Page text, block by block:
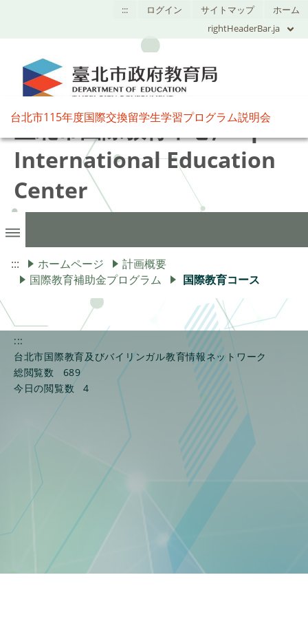
::: ログイン サイトマップ
ホーム
rightHeaderBar.ja
臺北市國際教育中心,Taipei
International Education
Center
台北市115年度国際交換留学生学習プログラム説明会
::: ホームページ
計画概要
国際教育補助金プログラム
国際教育コース
:::
台北市国際教育及びバイリンガル教育情報ネットワーク
総閲覧数
689
今日の閲覧数
4